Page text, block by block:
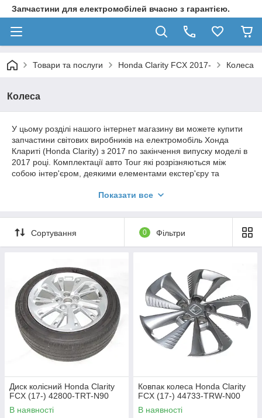
Запчастини для електромобілей вчасно з гарантією.
Товари та послуги Honda Clarity FCX 2017- Колеса
Колеса
У цьому розділі нашого інтернет магазину ви можете купити
запчастини світових виробників на електромобіль Хонда
Клариті (Honda Clarity) з 2017 по закінчення випуску моделі в
2017 році. Комплектації авто Tour які розрізняються між
собою інтер'єром, деякими елементами екстер'єру та
: шина (покришка), диск (литий, ковані), болт
гелем CONTINENTAL.
ВИРОБНИКИ: Honda
Диск колісний, покришка (гума), болт колісний, шпилька,
емблема Honda, датчик тиску в шинах.
Показати все
Сортування 0 Фільтри
Диск колісний Honda Clarity
FCX (17-) 42800-TRT-N90
В наявності
Ковпак колеса Honda Clarity
FCX (17-) 44733-TRW-N00
В наявності